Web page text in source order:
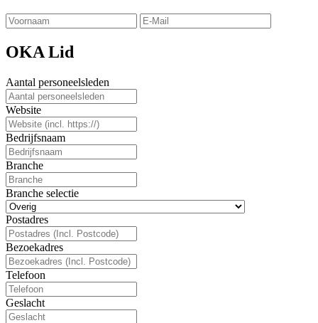
OKA Lid
Aantal personeelsleden
Website
Bedrijfsnaam
Branche
Branche selectie
Postadres
Bezoekadres
Telefoon
Geslacht